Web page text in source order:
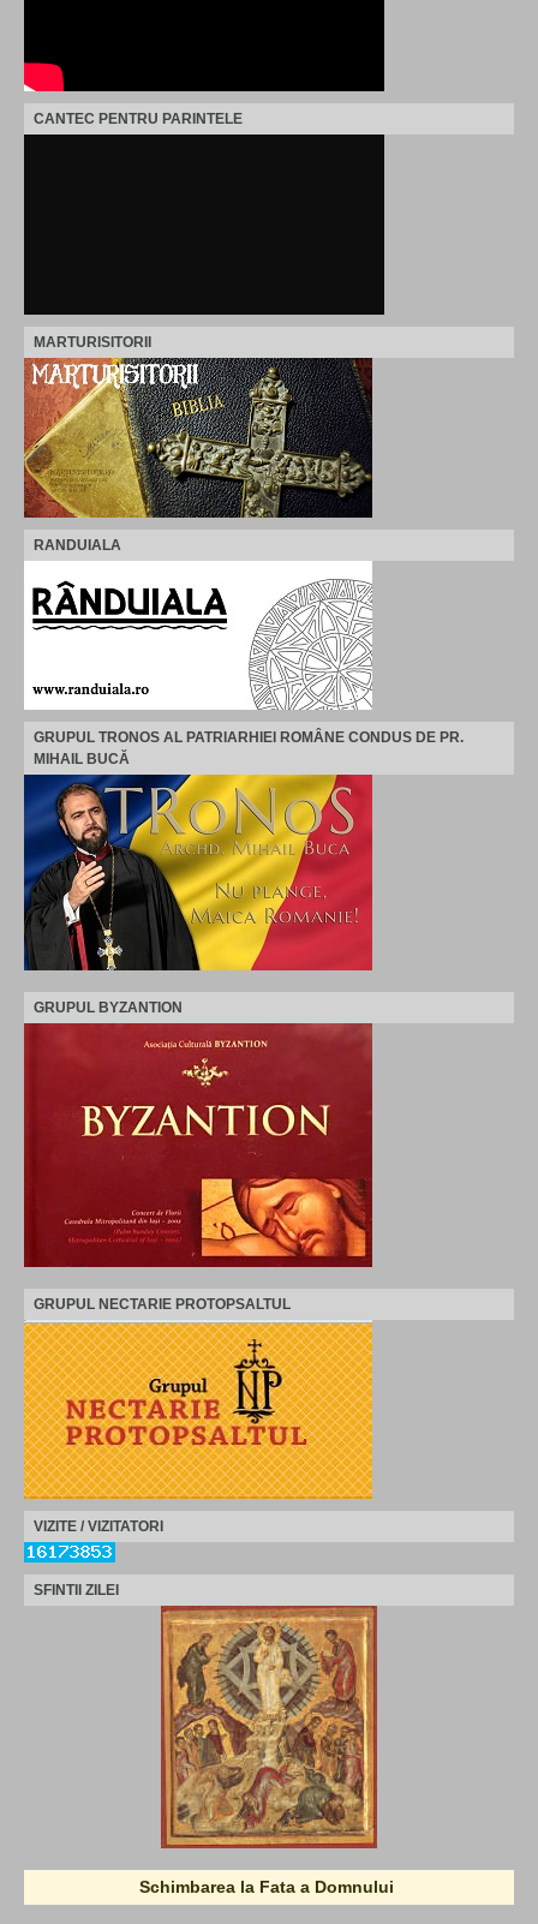
CANTEC PENTRU PARINTELE
MARTURISITORII
RANDUIALA
GRUPUL TRONOS AL PATRIARHIEI ROMÂNE CONDUS DE PR.
MIHAIL BUCĂ
GRUPUL BYZANTION
GRUPUL NECTARIE PROTOPSALTUL
VIZITE / VIZITATORI
SFINTII ZILEI
Schimbarea la Fata a Domnului